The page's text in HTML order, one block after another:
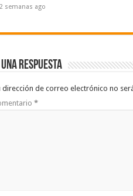
2 semanas ago
respuesta
dirección de correo electrónico no
*